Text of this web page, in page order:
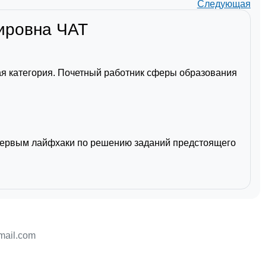
Следующая
ЧАТ
категория. Почетный работник сферы образования
лайфхаки по решению заданий предстоящего